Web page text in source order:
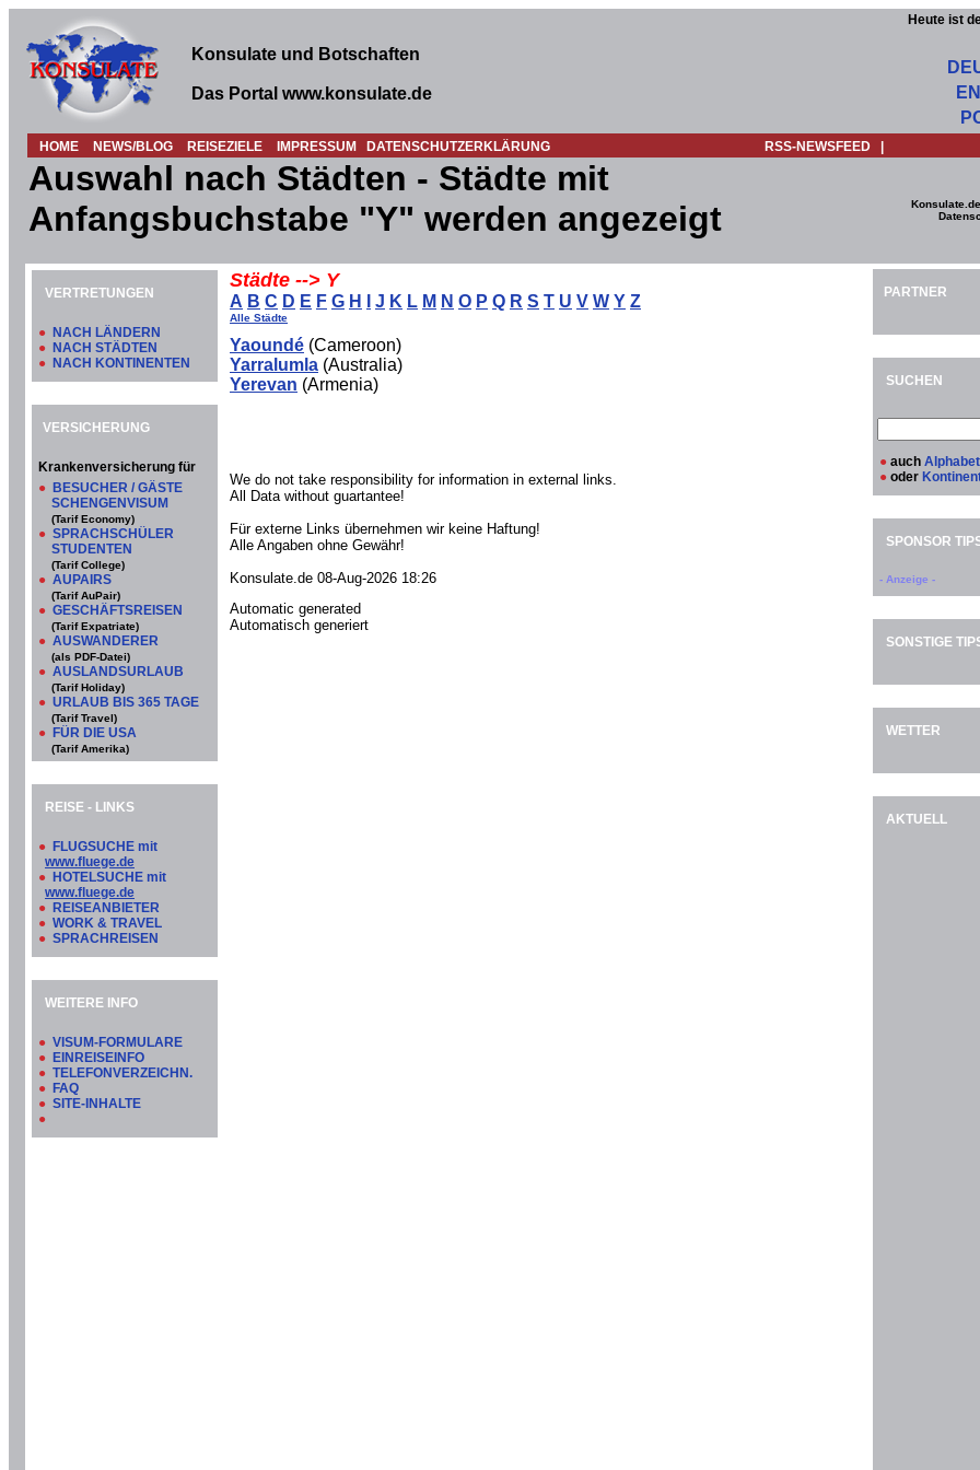
Konsulate und Botschaften
Das Portal www.konsulate.de
Heute ist
HOME NEWS/BLOG REISEZIELE IMPRESSUM DATENSCHUTZERKLÄRUNG RSS-NEWSFEED
Auswahl nach Städten - Städte mit
Anfangsbuchstabe "Y" werden angezeigt
VERTRETUNGEN
● NACH LÄNDERN
● NACH STÄDTEN
● NACH KONTINENTEN
VERSICHERUNG
Krankenversicherung für
● BESUCHER / GÄSTE
SCHENGENVISUM
(Tarif Economy)
● SPRACHSCHÜLER
STUDENTEN
(Tarif College)
● AUPAIRS
(Tarif AuPair)
● GESCHÄFTSREISEN
(Tarif Expatriate)
● AUSWANDERER
(als PDF-Datei)
● AUSLANDSURLAUB
(Tarif Holiday)
● URLAUB BIS 365 TAGE
(Tarif Travel)
● FÜR DIE USA
(Tarif Amerika)
REISE - LINKS
● FLUGSUCHE mit
www.fluege.de
● HOTELSUCHE mit
www.fluege.de
● REISEANBIETER
● WORK & TRAVEL
● SPRACHREISEN
WEITERE INFO
● VISUM-FORMULARE
● EINREISEINFO
● TELEFONVERZEICHN.
● FAQ
● SITE-INHALTE
●
Städte --> Y
A B C D E F G H J K L M N O P Q R S T U V W Y Z
Alle Städte
Yaoundé (Cameroon)
Yarralumla (Australia)
Yerevan (Armenia)
We do not take responsibility for information in external links.
All Data without guartantee!
Für externe Links übernehmen wir keine Haftung!
Alle Angaben ohne Gewähr!
Konsulate.de 08-Aug-2026 18:26
Automatic generated
Automatisch generiert
PARTNER
SUCHEN
● auch Alphabet
● oder
SPONSOR
- Anzeige -
SONSTIGE
WETTER
AKTUELL